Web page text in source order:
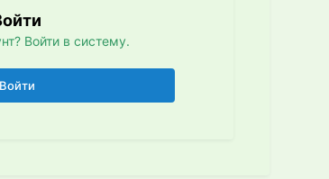
Войти в систему.
Войти